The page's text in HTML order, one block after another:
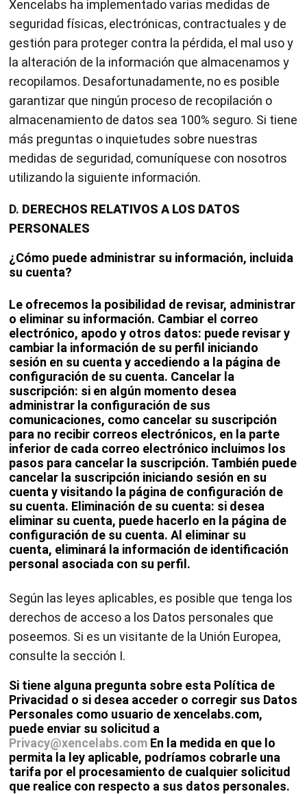
Xencelabs ha implementado varias medidas de
seguridad físicas, electrónicas, contractuales y de
gestión para proteger contra la pérdida, el mal uso y
la alteración de la información que almacenamos y
recopilamos. Desafortunadamente, no es posible
garantizar que ningún proceso de recopilación o
almacenamiento de datos sea 100% seguro. Si tiene
más preguntas o inquietudes sobre nuestras
medidas de seguridad, comuníquese con nosotros
utilizando la siguiente información.
D. DERECHOS RELATIVOS A LOS DATOS
PERSONALES
¿Cómo puede administrar su información, incluida
su cuenta?
Le ofrecemos la posibilidad de revisar, administrar
o eliminar su información. Cambiar el correo
electrónico, apodo y otros datos: puede revisar y
cambiar la información de su perfil iniciando
sesión en su cuenta y accediendo a la página de
configuración de su cuenta. Cancelar la
suscripción: si en algún momento desea
administrar la configuración de sus
comunicaciones, como cancelar su suscripción
para no recibir correos electrónicos, en la parte
inferior de cada correo electrónico incluimos los
pasos para cancelar la suscripción. También puede
cancelar la suscripción iniciando sesión en su
cuenta y visitando la página de configuración de
su cuenta. Eliminación de su cuenta: si desea
eliminar su cuenta, puede hacerlo en la página de
configuración de su cuenta. Al eliminar su
cuenta, eliminará la información de identificación
personal asociada con su perfil.
Según las leyes aplicables, es posible que tenga los
derechos de acceso a los Datos personales que
poseemos. Si es un visitante de la Unión Europea,
consulte la sección I.
Si tiene alguna pregunta sobre esta Política de
Privacidad o si desea acceder o corregir sus Datos
Personales como usuario de xencelabs.com,
puede enviar su solicitud a
Privacy@xencelabs.com En la medida en que lo
permita la ley aplicable, podríamos cobrarle una
tarifa por el procesamiento de cualquier solicitud
que realice con respecto a sus datos personales.